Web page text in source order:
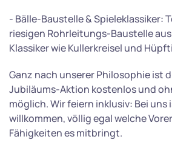
- Bälle-Baustelle & Spieleklassiker:
riesigen Rohrleitungs-Baustelle
Klassiker wie Kullerkreisel und
Ganz nach unserer Philosophie ist
Jubiläums-Aktion kostenlos und
möglich. Wir feiern inklusiv: Bei uns
willkommen, völlig egal welche
Fähigkeiten es mitbringt.